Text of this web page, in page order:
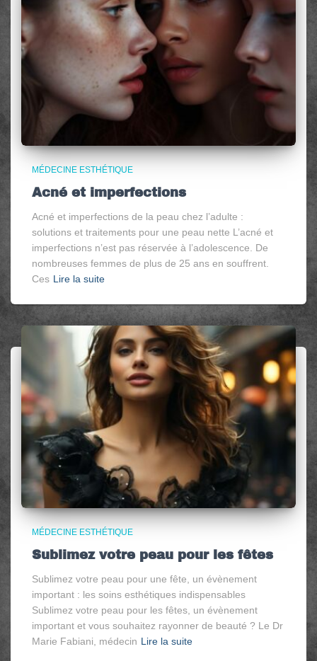
MÉDECINE ESTHÉTIQUE
Acné et imperfections
Acné et imperfections de la peau chez l’adulte :
solutions et traitements pour une peau nette L’acné et
imperfections n’est pas réservée à l’adolescence. De
nombreuses femmes de plus de 25 ans en souffrent.
Ces Lire la suite
MÉDECINE ESTHÉTIQUE
Sublimez votre peau pour les fêtes
Sublimez votre peau pour une fête, un évènement
important : les soins esthétiques indispensables
Sublimez votre peau pour les fêtes, un évènement
important et vous souhaitez rayonner de beauté ? Le Dr
Marie Fabiani, médecin Lire la suite